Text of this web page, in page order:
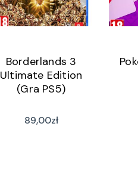
Borderlands 3
Ultimate Edition
(Gra PS5)
89,00zł